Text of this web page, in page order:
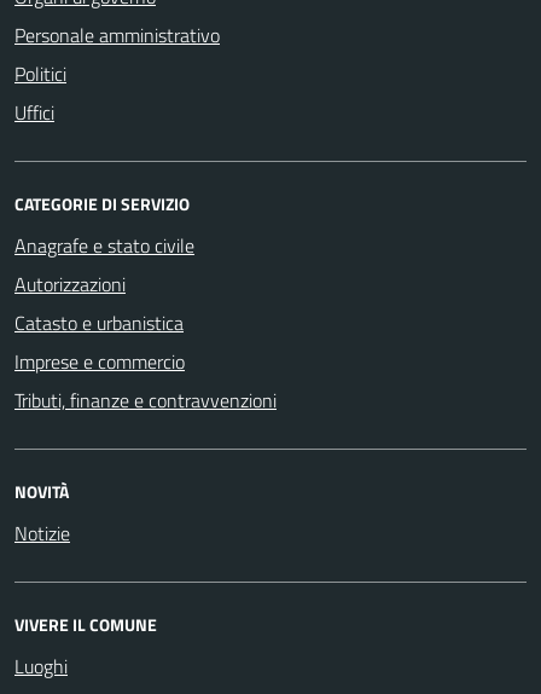
Personale amministrativo
Politici
Uffici
CATEGORIE DI SERVIZIO
Anagrafe e stato civile
Autorizzazioni
Catasto e urbanistica
Imprese e commercio
Tributi, finanze e contravvenzioni
NOVITÀ
Notizie
VIVERE IL COMUNE
Luoghi